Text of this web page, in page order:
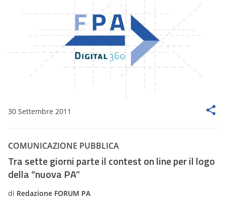
30 Settembre 2011
COMUNICAZIONE PUBBLICA
Tra sette giorni parte il contest on line per il logo
della “nuova PA”
di Redazione FORUM PA